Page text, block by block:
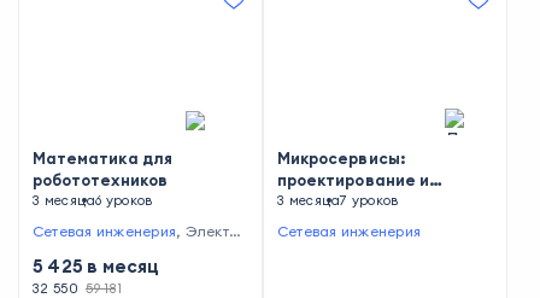
Математика для
робототехников
3 месяца6 уроков
Сетевая инженерия, Электро
5 425 в месяц
32 550 59 181
Микросервисы:
проектирование и
интеграция на GO
3 месяца7 уроков
Сетевая инженерия